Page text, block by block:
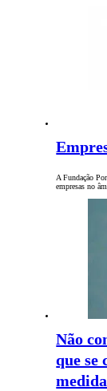
A Fundação
empresas no
Não
que se